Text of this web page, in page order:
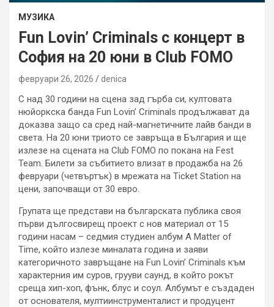
МУЗИКА
Fun Lovin’ Criminals с концерт в
София на 20 юни в Club FOMO
февруари 26, 2026 denica
С над 30 години на сцена зад гърба си, култовата
нюйоркска банда Fun Lovin’ Criminals продължават да
доказва защо са сред най-магнетичните лайв банди в
света. На 20 юни триото се завръща в България и ще
излезе на сцената на Club FOMO по покана на Fest
Team. Билети за събитието влизат в продажба на 26
февруари (четвъртък) в мрежата на Ticket Station на
цени, започващи от 30 евро.
Групата ще представи на българската публика своя
първи дългосвирещ проект с нов материал от 15
години насам – седмия студиен албум A Matter of
Time, който излезе миналата година и заяви
категоричното завръщане на Fun Lovin’ Criminals към
характерния им суров, грууви саунд, в който рокът
среща хип-хоп, фънк, блус и соул. Албумът е създаден
от основателя, мултиинструменталист и продуцент